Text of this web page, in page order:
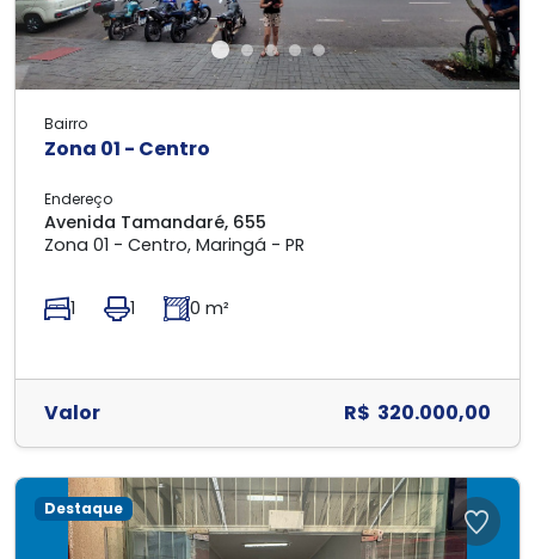
Bairro
Zona 01 - Centro
Endereço
Avenida Tamandaré, 655
Zona 01 - Centro, Maringá - PR
1 1 0 m²
Valor R$ 320.000,00
Destaque